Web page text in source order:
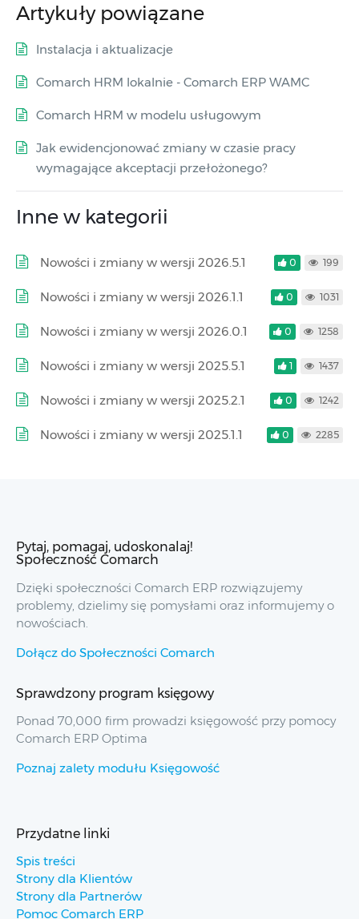
Artykuły powiązane
Instalacja i aktualizacje
Comarch HRM lokalnie - Comarch ERP WAMC
Comarch HRM w modelu usługowym
Jak ewidencjonować zmiany w czasie pracy
wymagające akceptacji przełożonego?
Inne w kategorii
Nowości i zmiany w wersji 2026.5.1 0 199
Nowości i zmiany w wersji 2026.1.1 0 1031
Nowości i zmiany w wersji 2026.0.1 0 1258
Nowości i zmiany w wersji 2025.5.1 1 1437
Nowości i zmiany w wersji 2025.2.1 0 1242
Nowości i zmiany w wersji 2025.1.1 0 2285
Pytaj, pomagaj, udoskonalaj!
Społeczność Comarch
Dzięki społeczności Comarch ERP rozwiązujemy
problemy, dzielimy się pomysłami oraz informujemy o
nowościach.
Dołącz do Społeczności Comarch
Sprawdzony program księgowy
Ponad 70,000 firm prowadzi księgowość przy pomocy
Comarch ERP Optima
Poznaj zalety modułu Księgowość
Przydatne linki
Spis treści
Strony dla Klientów
Strony dla Partnerów
Pomoc Comarch ERP